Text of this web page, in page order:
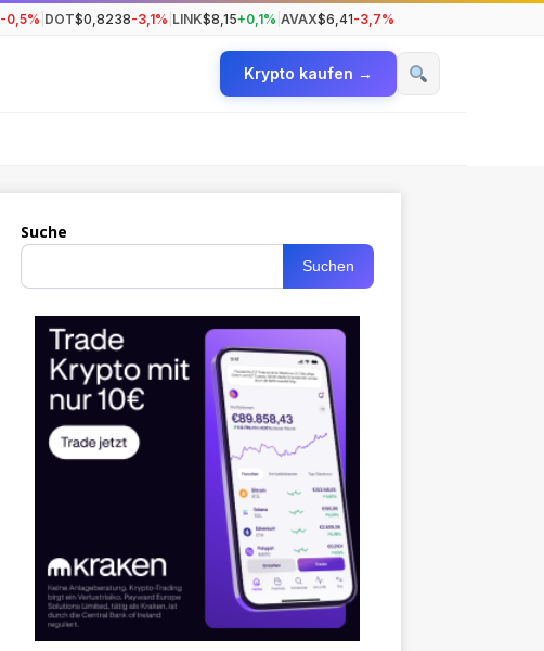
-0,5% DOT$0,8238-3,1% LINK$8,15+0,1% AVAX$6,41-3,7%
Krypto kaufen →
Suche
Suchen